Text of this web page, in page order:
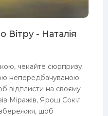
Вітру - Наталія
чекайте сюрпризу.
непередбачуваною
відплисти на своєму
Міражів, Ярош Сокіл
щоб